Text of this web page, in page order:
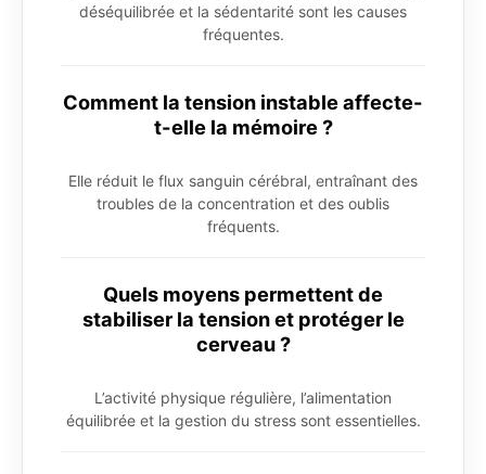
déséquilibrée et la sédentarité sont les causes
fréquentes.
Comment la tension instable affecte-
t-elle la mémoire ?
Elle réduit le flux sanguin cérébral, entraînant des
troubles de la concentration et des oublis
fréquents.
Quels moyens permettent de
stabiliser la tension et protéger le
cerveau ?
L’activité physique régulière, l’alimentation
équilibrée et la gestion du stress sont essentielles.